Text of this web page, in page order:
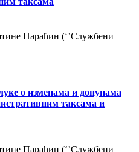
Параћин (‘’Службени
о изменама и допунама
таксама и
Параћин (‘’Службени